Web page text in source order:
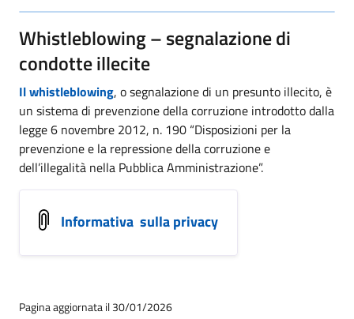
Whistleblowing – segnalazione di
condotte illecite
Il whistleblowing, o segnalazione di un presunto illecito, è
un sistema di prevenzione della corruzione introdotto dalla
legge 6 novembre 2012, n. 190 “Disposizioni per la
prevenzione e la repressione della corruzione e
dell’illegalità nella Pubblica Amministrazione”.
Informativa sulla privacy
Pagina aggiornata il 30/01/2026